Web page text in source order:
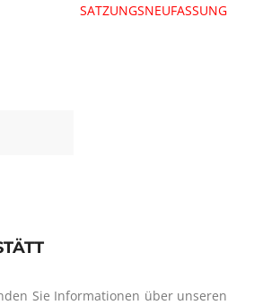
SATZUNGSNEUFASSUNG
Sie Informationen über unseren